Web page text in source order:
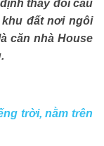
thay đổi cấu
đất nơi ngôi
căn nhà House
trời, nằm trên